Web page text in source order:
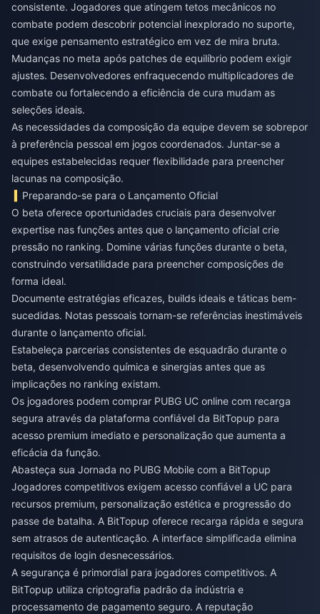
consistente. Jogadores que atingem tetos mecânicos no
combate podem descobrir potencial inexplorado no suporte,
que exige pensamento estratégico em vez de mira bruta.
Mudanças no meta após patches de equilíbrio podem exigir
ajustes. Desenvolvedores enfraquecendo multiplicadores de
combate ou fortalecendo a eficiência de cura mudam as
seleções ideais.
As necessidades da composição da equipe devem se sobrepor
à preferência pessoal em jogos coordenados. Juntar-se a
equipes estabelecidas requer flexibilidade para preencher
lacunas na composição.
Preparando-se para o Lançamento Oficial
O beta oferece oportunidades cruciais para desenvolver
expertise nas funções antes que o lançamento oficial crie
pressão no ranking. Domine várias funções durante o beta,
construindo versatilidade para preencher composições de
forma ideal.
Documente estratégias eficazes, builds ideais e táticas bem-
sucedidas. Notas pessoais tornam-se referências inestimáveis
durante o lançamento oficial.
Estabeleça parcerias consistentes de esquadrão durante o
beta, desenvolvendo química e sinergias antes que as
implicações no ranking existam.
Os jogadores podem comprar PUBG UC online com recarga
segura através da plataforma confiável da BitTopup para
acesso premium imediato e personalização que aumenta a
eficácia da função.
Abasteça sua Jornada no PUBG Mobile com a BitTopup
Jogadores competitivos exigem acesso confiável a UC para
recursos premium, personalização estética e progressão do
passe de batalha. A BitTopup oferece recarga rápida e segura
sem atrasos de autenticação. A interface simplificada elimina
requisitos de login desnecessários.
A segurança é primordial para jogadores competitivos. A
BitTopup utiliza criptografia padrão da indústria e
processamento de pagamento seguro. A reputação